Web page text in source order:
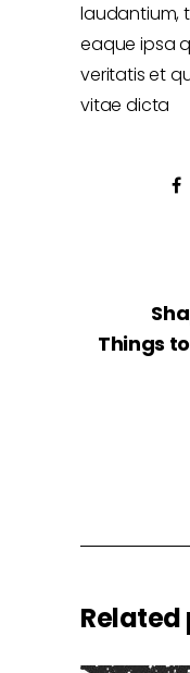
laudantium,
eaque ipsa
veritatis et
vitae dicta
Things
Related